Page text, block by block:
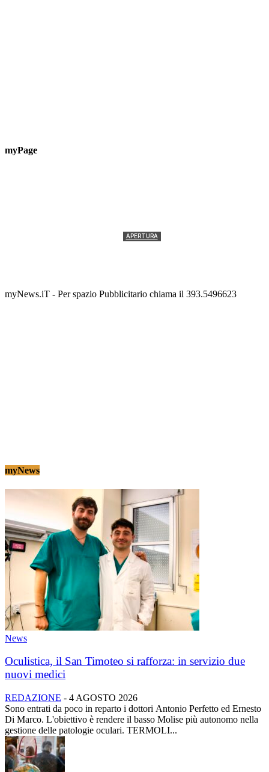
myPage
APERTURA
myNews.iT - Per spazio Pubblicitario chiama il 393.5496623
myNews
News
Oculistica, il San Timoteo si rafforza: in servizio due
nuovi medici
REDAZIONE - 4 AGOSTO 2026
Sono entrati da poco in reparto i dottori Antonio Perfetto ed Ernesto
Di Marco. L'obiettivo è rendere il basso Molise più autonomo nella
gestione delle patologie oculari. TERMOLI...